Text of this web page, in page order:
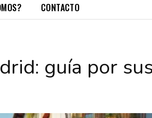
CONTACTO
guía por